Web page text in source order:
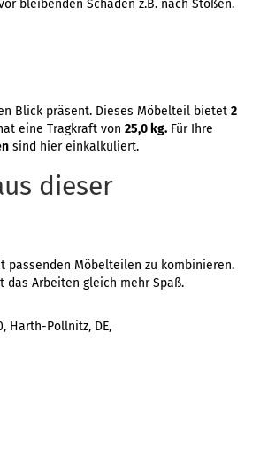
bleibenden Schäden z.B. nach Stößen.
Blick präsent. Dieses Möbelteil bietet 2
eine Tragkraft von 25,0 kg. Für Ihre
sind hier einkalkuliert.
dieser
passenden Möbelteilen zu kombinieren.
das Arbeiten gleich mehr Spaß.
Harth-Pöllnitz, DE,